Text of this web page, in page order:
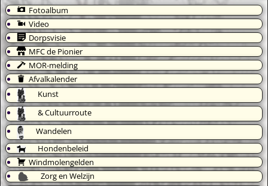
Fotoalbum
Video
Dorpsvisie
MFC de Pionier
MOR-melding
Afvalkalender
Kunst
& Cultuurroute
Wandelen
Hondenbeleid
Windmolengelden
Zorg en Welzijn